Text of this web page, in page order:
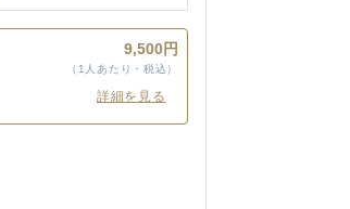
9,500円
（1人あたり・税込）
詳細を見る